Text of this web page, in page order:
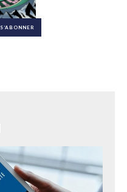
S’ABONNER